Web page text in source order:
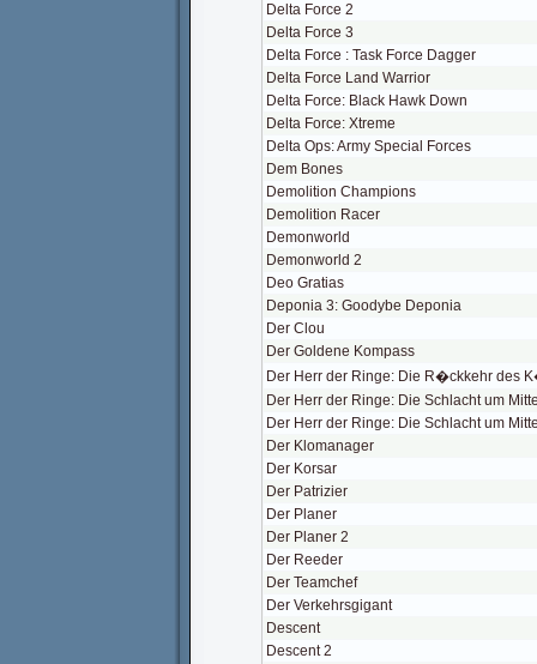
Delta Force 2
Delta Force 3
Delta Force : Task Force Dagger
Delta Force Land Warrior
Delta Force: Black Hawk Down
Delta Force: Xtreme
Delta Ops: Army Special Forces
Dem Bones
Demolition Champions
Demolition Racer
Demonworld
Demonworld 2
Deo Gratias
Deponia 3: Goodybe Deponia
Der Clou
Der Goldene Kompass
Der Herr der Ringe: Die R�ckkehr des
Der Herr der Ringe: Die Schlacht um
Der Herr der Ringe: Die Schlacht um
Der Klomanager
Der Korsar
Der Patrizier
Der Planer
Der Planer 2
Der Reeder
Der Teamchef
Der Verkehrsgigant
Descent
Descent 2